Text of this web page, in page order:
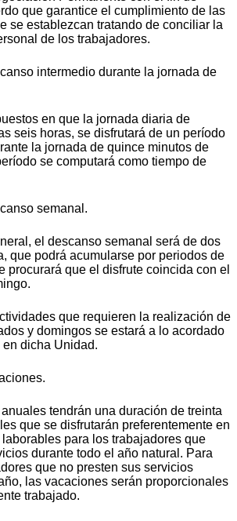
que garantice el cumplimiento de las
se establezcan tratando de conciliar la
de los trabajadores.
intermedio durante la jornada de
en que la jornada diaria de
seis horas, se disfrutará de un período
la jornada de quince minutos de
se computará como tiempo de
semanal.
el descanso semanal será de dos
que podrá acumularse por periodos de
procurará que el disfrute coincida con el
que requieren la realización de
y domingos se estará a lo acordado
dicha Unidad.
tendrán una duración de treinta
que se disfrutarán preferentemente en
para los trabajadores que
durante todo el año natural. Para
que no presten sus servicios
las vacaciones serán proporcionales
trabajado.